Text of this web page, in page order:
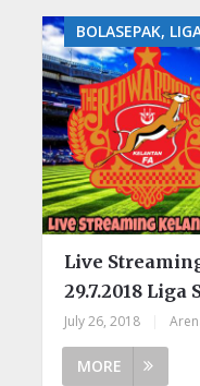
BOLASEPAK,
Live
29.7.2018 Liga
July 26, 2018
MORE